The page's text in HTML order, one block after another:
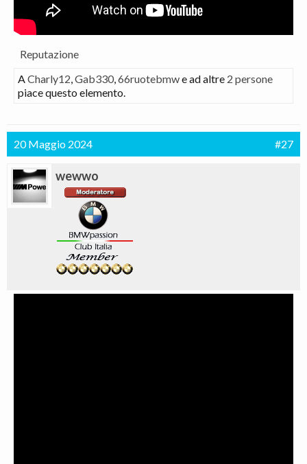
Reputazione
ACharly12,Gab330,66ruotebmwe ad altre 2 persone
piace questo elemento.
20 Maggio 2024 #27
wewwo